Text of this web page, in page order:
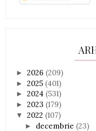
►2026 (209)
►2025 (401)
►2024 (531)
►2023 (179)
▼2022 (107)
► decembrie (23)